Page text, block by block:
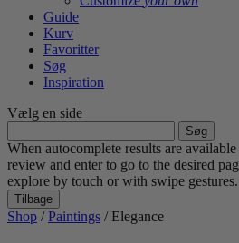
Guide
Kurv
Favoritter
Søg
Inspiration
Vælg en side
efter:
When autocomplete results are
review and enter to go to the desired
explore by touch or with swipe gestures.
Tilbage
Shop /Paintings / Elegance